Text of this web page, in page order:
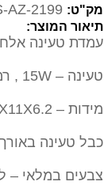
מק"ט: AZ-2199
תיאור המוצר:
עמדת טעינה
טעינה – 15W , רמקול 5W
מידות – 11.6X11X6.2
כבל טעינה באורך של
צבעים במלאי –